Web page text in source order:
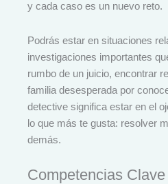
y cada caso es un nuevo reto.
Podrás estar en situaciones
investigaciones importantes
rumbo de un juicio, encontrar
familia desesperada por
detective significa estar en el
lo que más te gusta: resolver
demás.
Competencias